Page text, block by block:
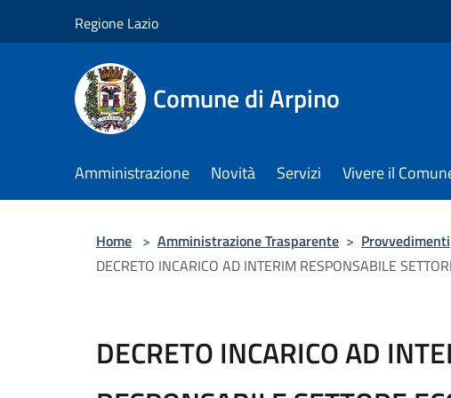
Regione Lazio
Comune di Arpino
Amministrazione Novità Servizi Vivere il
Home > Amministrazione Trasparente > Provvedimenti
DECRETO INCARICO AD INTERIM RESPONSABILE
DECRETO INCARICO AD